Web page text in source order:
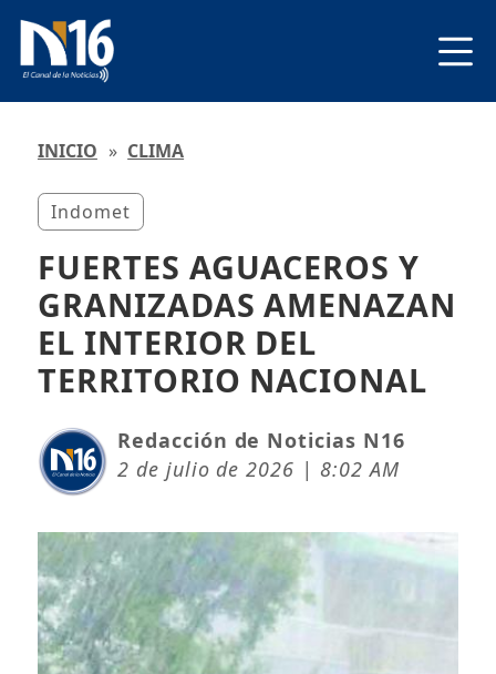
INICIO » CLIMA
Indomet
FUERTES AGUACEROS Y
GRANIZADAS AMENAZAN
EL INTERIOR DEL
TERRITORIO NACIONAL
Redacción de Noticias N16
2 de julio de 2026 | 8:02 AM